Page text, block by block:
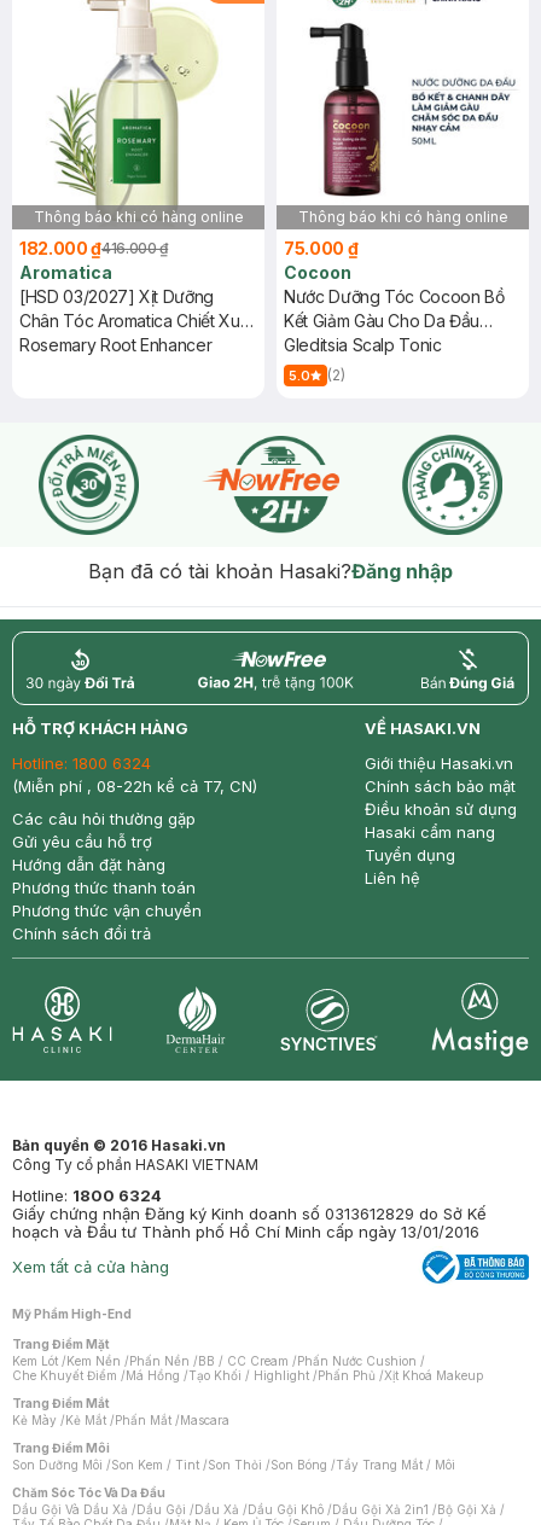
Thông báo khi có hàng online
182.000 ₫416.000 ₫
Aromatica
[HSD 03/2027] Xịt Dưỡng
Chân Tóc Aromatica Chiết Xuất
Hương Thảo 100ml
Rosemary Root Enhancer
Thông báo khi có hàng online
75.000 ₫
Cocoon
Nước Dưỡng Tóc Cocoon Bồ
Kết Giảm Gàu Cho Da Đầu
Nhạy Cảm 50ml
Gleditsia Scalp Tonic
5.0 (2)
Bạn đã có tài khoản Hasaki?Đăng nhập
return nowfree price
HỖ TRỢ KHÁCH HÀNG
Hotline: 1800 6324
(Miễn phí , 08-22h kể cả T7, CN)
Các câu hỏi thường gặp
Gửi yêu cầu hỗ trợ
Hướng dẫn đặt hàng
Phương thức thanh toán
Phương thức vận chuyển
Chính sách đổi trả
VỀ HASAKI.VN
Giới thiệu Hasaki.vn
Chính sách bảo mật
Điều khoản sử dụng
Hasaki cẩm nang
Tuyển dụng
Liên hệ
Bản quyền © 2016 Hasaki.vn
Công Ty cổ phần HASAKI VIETNAM
Hotline: 1800 6324
Giấy chứng nhận Đăng ký Kinh doanh số 0313612829 do Sở Kế
hoạch và Đầu tư Thành phố Hồ Chí Minh cấp ngày 13/01/2016
Xem tất cả cửa hàng
Mỹ Phẩm High-End
Trang Điểm Mặt
Kem Lót /Kem Nền /Phấn Nền /BB / CC Cream /Phấn Nước Cushion /
Che Khuyết Điểm /Má Hồng /Tạo Khối / Highlight /Phấn Phủ /Xịt Khoá Makeup
Trang Điểm Mắt
Kẻ Mày /Kẻ Mắt /Phấn Mắt /Mascara
Trang Điểm Môi
Son Dưỡng Môi /Son Kem / Tint /Son Thỏi /Son Bóng /Tẩy Trang Mắt / Môi
Chăm Sóc Tóc Và Da Đầu
Dầu Gội Và Dầu Xả /Dầu Gội /Dầu Xả /Dầu Gội Khô /Dầu Gội Xả 2in1 /Bộ Gội Xả /